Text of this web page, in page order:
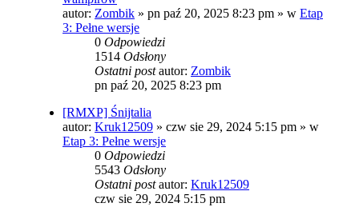
autor: Zombik » pn paź 20, 2025 8:23 pm » w Etap
3: Pełne wersje
0 Odpowiedzi
1514 Odsłony
Ostatni postautor: Zombik
pn paź 20, 2025 8:23 pm
[RMXP] Śnijtalia
autor: Kruk12509 » czw sie 29, 2024 5:15 pm » w
Etap 3: Pełne wersje
0 Odpowiedzi
5543 Odsłony
Ostatni postautor: Kruk12509
czw sie 29, 2024 5:15 pm